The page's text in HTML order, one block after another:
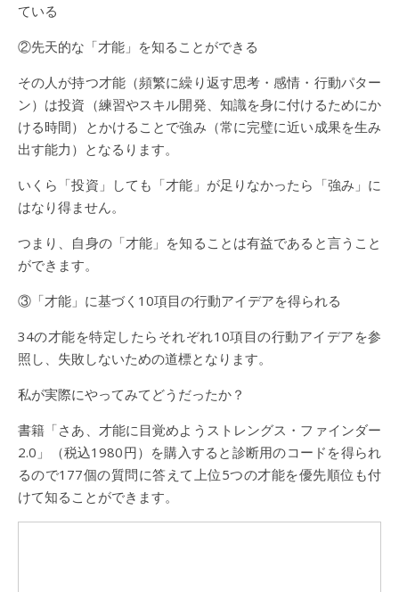
ている
②先天的な「才能」を知ることができる
その人が持つ才能（頻繁に繰り返す思考・感情・行動パター
ン）は投資（練習やスキル開発、知識を身に付けるためにか
ける時間）とかけることで強み（常に完璧に近い成果を生み
出す能力）となるります。
いくら「投資」しても「才能」が足りなかったら「強み」に
はなり得ません。
つまり、自身の「才能」を知ることは有益であると言うこと
ができます。
③「才能」に基づく10項目の行動アイデアを得られる
34の才能を特定したらそれぞれ10項目の行動アイデアを参
照し、失敗しないための道標となります。
私が実際にやってみてどうだったか？
書籍「さあ、才能に目覚めようストレングス・ファインダー
2.0」（税込1980円）を購入すると診断用のコードを得られ
るので177個の質問に答えて上位5つの才能を優先順位も付
けて知ることができます。